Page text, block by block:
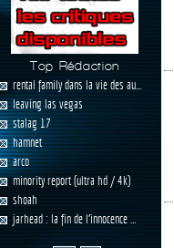
Top Rédaction
rental family dans la vie des au...
leaving las vegas
stalag 17
hamnet
arco
minority report (ultra hd / 4k)
shoah
jarhead : la fin de l'innocence ...